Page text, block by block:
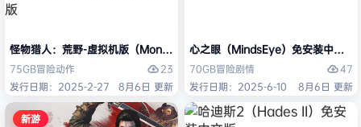
怪物猎人：荒野-虚拟机版（Monster Hunter Wilds HYPERVISOR）免安
75GB冒险动作
23
发行日期：2025-2-27
8月6日 更新
心之眼（MindsEye）免安装中文版
70GB冒险剧情
47
发行日期：2025-6-10
8月6日 更新
新游